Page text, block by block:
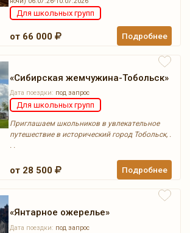
Для школьных групп
от 66 000 Подробнее
«Сибирская жемчужина-Тобольск»
Дата поездки: под запрос
Для школьных групп
Приглашаем школьников в увлекательное
путешествие в исторический город Тобольск, .
. .
от 28 500 Подробнее
«Янтарное ожерелье»
Дата поездки: под запрос